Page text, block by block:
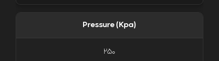
Pressure (Kpa)
250